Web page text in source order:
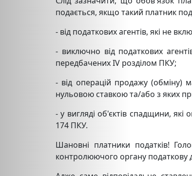
подається, якщо такий платник
- від податкових агентів, які не
- виключно від податкових
передбачених ІV розділом ПКУ;
- від операцій продажу (обміну)
нульовою ставкою та/або з яких
- у вигляді об'єктів спадщини,
174 ПКУ.
Шановні платники податків!
контролюючого органу податкову